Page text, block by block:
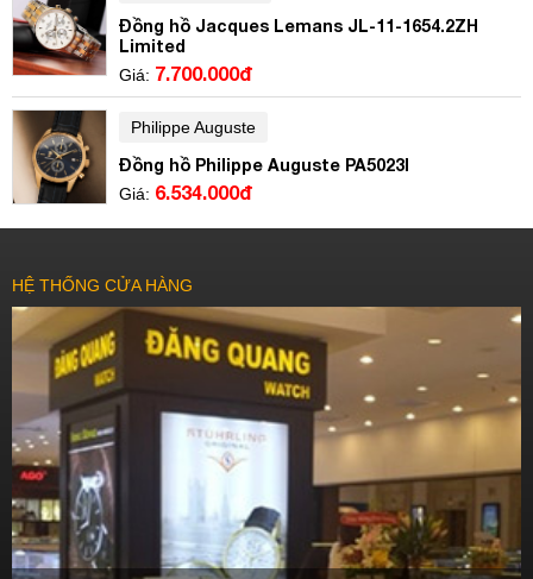
Đồng hồ Jacques Lemans JL-11-1654.2ZH
Limited
Giá: 7.700.000đ
Philippe Auguste
Đồng hồ Philippe Auguste PA5023I
Giá: 6.534.000đ
HỆ THỐNG CỬA HÀNG